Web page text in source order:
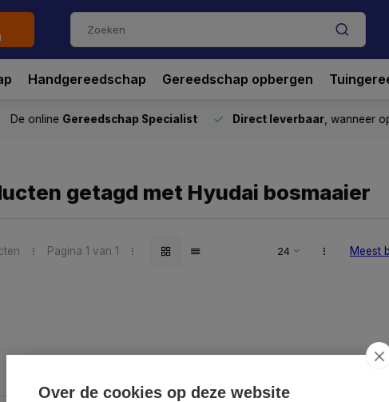
Handgereedschap Gereedschap opbergen
De online Gereedschap Specialist Direct leverbaar, wanneer
getagd met Hyudai bosmaaier
Pagina 1 van 1 Meest
Over de cookies op deze website